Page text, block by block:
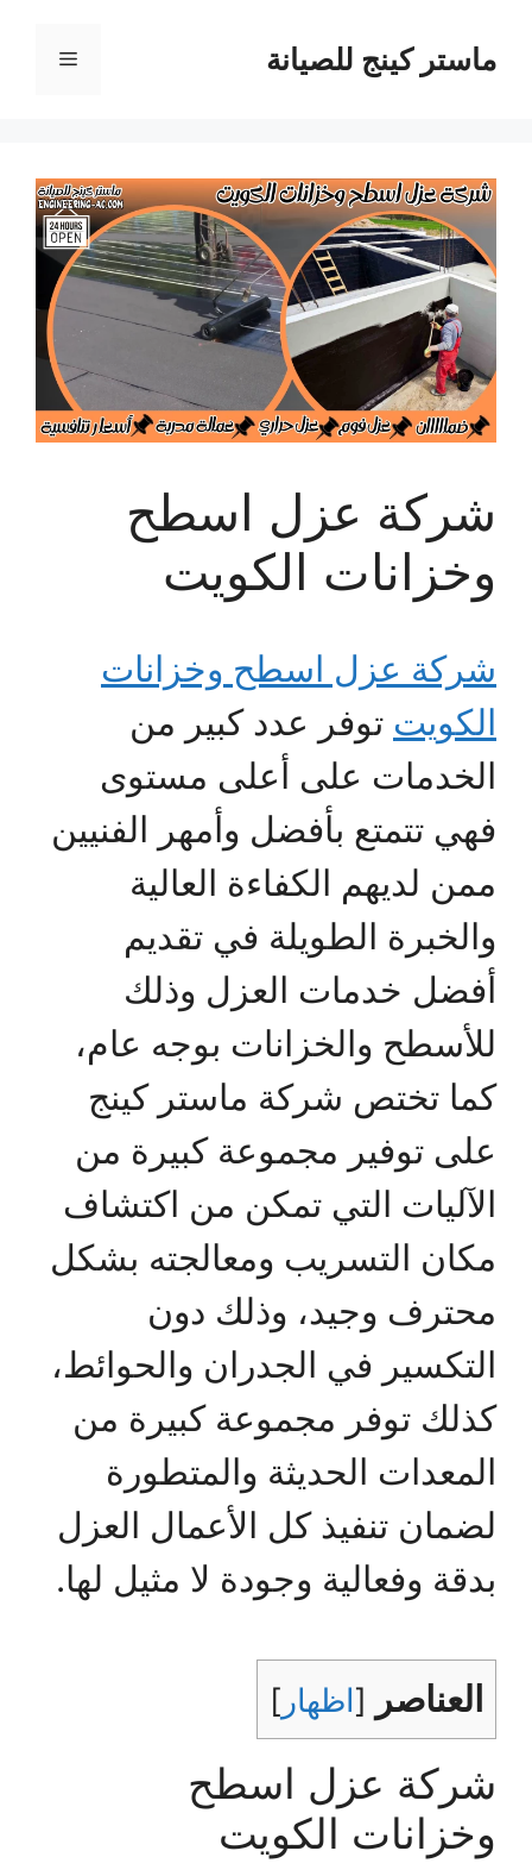
المحتوىماستر كينج للصيانة القائمة
شركة عزل اسطح
وخزانات الكويت
شركة عزل اسطح وخزانات
الكويت توفر عدد كبير من
الخدمات على أعلى مستوى
فهي تتمتع بأفضل وأمهر الفنيين
ممن لديهم الكفاءة العالية
والخبرة الطويلة في تقديم
أفضل خدمات العزل وذلك
للأسطح والخزانات بوجه عام،
كما تختص شركة ماستر كينج
على توفير مجموعة كبيرة من
الآليات التي تمكن من اكتشاف
مكان التسريب ومعالجته بشكل
محترف وجيد، وذلك دون
التكسير في الجدران والحوائط،
كذلك توفر مجموعة كبيرة من
المعدات الحديثة والمتطورة
لضمان تنفيذ كل الأعمال العزل
بدقة وفعالية وجودة لا مثيل لها.
العناصر [اظهار ]
شركة عزل اسطح
وخزانات الكويت